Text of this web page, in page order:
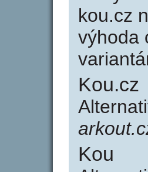
kou.cz
výhoda
Kou.cz
Kou